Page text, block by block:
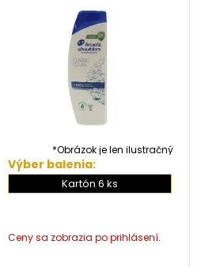
*Obrázok je len ilustračný
Výber balenia:
Kartón 6 ks